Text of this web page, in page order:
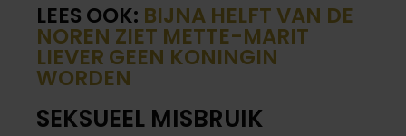
LEES OOK: BIJNA HELFT VAN DE
NOREN ZIET METTE-MARIT
LIEVER GEEN KONINGIN
WORDEN
SEKSUEEL MISBRUIK